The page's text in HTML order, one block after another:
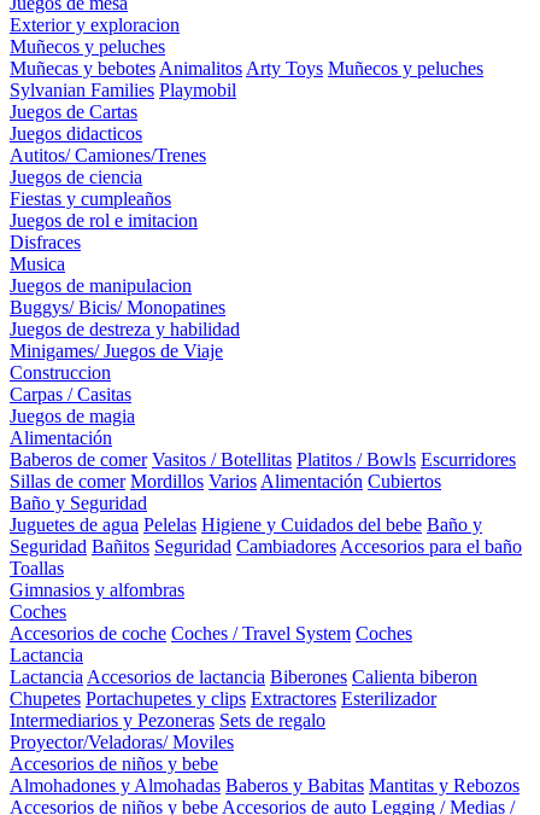
Exterior y exploracion
Muñecos y peluches
Muñecas y bebotes Animalitos Arty Toys Muñecos y peluches
Sylvanian Families Playmobil
Juegos de Cartas
Juegos didacticos
Autitos/ Camiones/Trenes
Juegos de ciencia
Fiestas y cumpleaños
Juegos de rol e imitacion
Disfraces
Musica
Juegos de manipulacion
Buggys/ Bicis/ Monopatines
Juegos de destreza y habilidad
Minigames/ Juegos de Viaje
Construccion
Carpas / Casitas
Juegos de magia
Alimentación
Baberos de comer Vasitos / Botellitas Platitos / Bowls Escurridores
Sillas de comer Mordillos Varios Alimentación Cubiertos
Baño y Seguridad
Juguetes de agua Pelelas Higiene y Cuidados del bebe Baño y
Seguridad Bañitos Seguridad Cambiadores Accesorios para el baño
Toallas
Gimnasios y alfombras
Coches
Accesorios de coche Coches / Travel System Coches
Lactancia
Lactancia Accesorios de lactancia Biberones Calienta biberon
Chupetes Portachupetes y clips Extractores Esterilizador
Intermediarios y Pezoneras Sets de regalo
Proyector/Veladoras/ Moviles
Accesorios de niños y bebe
Almohadones y Almohadas Baberos y Babitas Mantitas y Rebozos
Accesorios de niños y bebe Accesorios de auto Legging / Medias /